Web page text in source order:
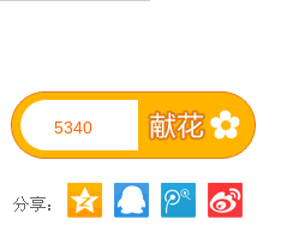
5340